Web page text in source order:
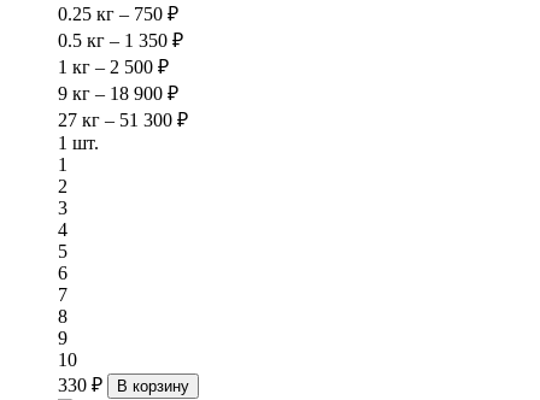
0.25 кг – 750 ₽
0.5 кг – 1 350 ₽
1 кг – 2 500 ₽
9 кг – 18 900 ₽
27 кг – 51 300 ₽
1 шт.
1
2
3
4
5
6
7
8
9
10
330 ₽
В корзину